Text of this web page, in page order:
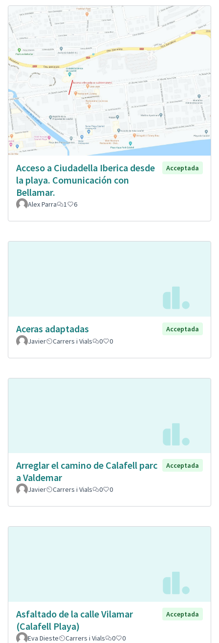
Acceso a Ciudadella Iberica desde
la playa. Comunicación con
Bellamar.
Acceptada
Alex Parra 1 6
Aceras adaptadas
Acceptada
Javier
Carrers i Vials 0 0
Arreglar el camino de Calafell parc
a Valdemar
Acceptada
Javier Carrers i Vials 0 0
Asfaltado de la calle Vilamar
(Calafell Playa)
Acceptada
Eva Dieste Carrers i Vials 0 0